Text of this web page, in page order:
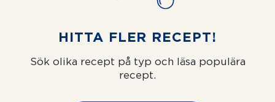
HITTA FLER RECEPT!
Sök olika recept på typ och läsa populära
recept.